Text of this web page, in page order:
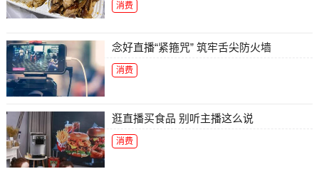
消费
念好直播“紧箍咒” 筑牢舌尖防火墙
消费
逛直播买食品 别听主播这么说
消费